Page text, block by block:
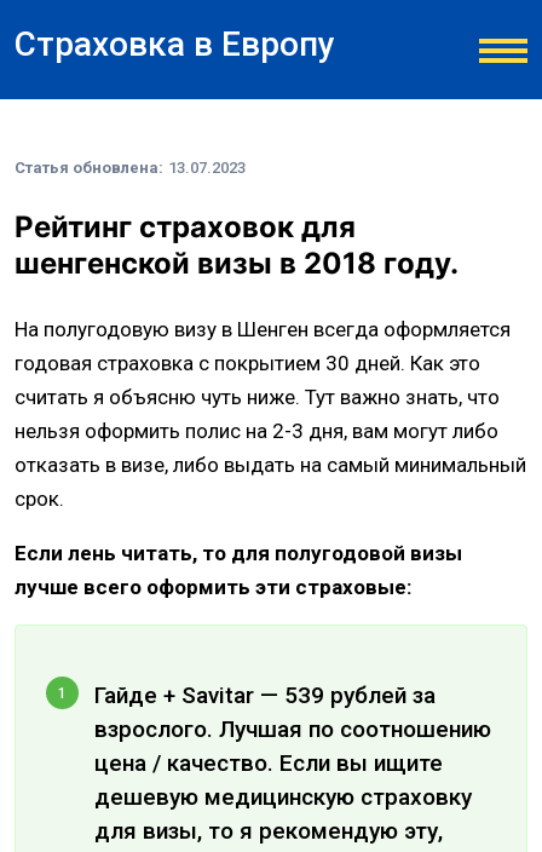
Страховка в Европу
Статья обновлена: 13.07.2023
Рейтинг страховок для
шенгенской визы в 2018 году.
На полугодовую визу в Шенген всегда оформляется
годовая страховка с покрытием 30 дней. Как это
считать я объясню чуть ниже. Тут важно знать, что
нельзя оформить полис на 2-3 дня, вам могут либо
отказать в визе, либо выдать на самый минимальный
срок.
Если лень читать, то для полугодовой визы
лучше всего оформить эти страховые:
Гайде + Savitar — 539 рублей за
взрослого. Лучшая по соотношению
цена / качество. Если вы ищите
дешевую медицинскую страховку
для визы, то я рекомендую эту,